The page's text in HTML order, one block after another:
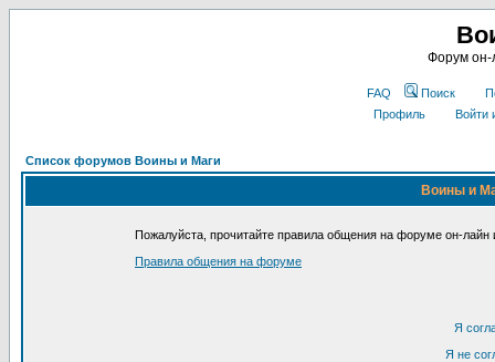
Форум он-
FAQ Поиск
Профиль
Войти
Список форумов Воины и Маги
Воины и
Пожалуйста, прочитайте правила общения на форуме он-
Правила общения на форуме
Я
Я не